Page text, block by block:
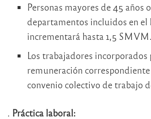
Personas mayores de 45 años
departamentos incluidos en el
incrementará hasta 1,5 SMVM.
Los trabajadores incorporados
remuneración correspondiente
convenio colectivo de trabajo
. Práctica laboral: